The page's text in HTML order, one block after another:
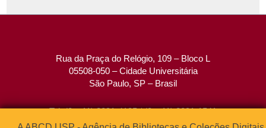
Rua da Praça do Relógio, 109 – Bloco L
05508-050 – Cidade Universitária
São Paulo, SP – Brasil
Tel: (0xx11) 3091-4195 / (0xx11) 3091-1541
Fax: (0xx11) 3091-1567